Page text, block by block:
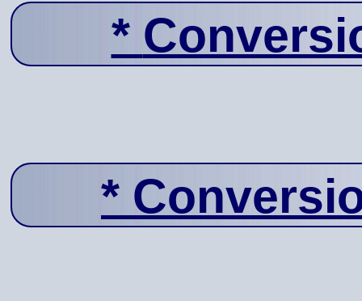
*
*